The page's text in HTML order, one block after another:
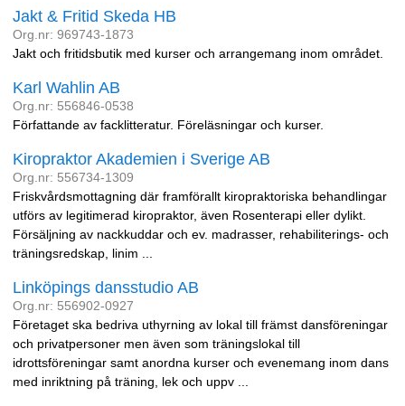
Jakt & Fritid Skeda HB
Org.nr: 969743-1873
Jakt och fritidsbutik med kurser och arrangemang inom området.
Karl Wahlin AB
Org.nr: 556846-0538
Författande av facklitteratur. Föreläsningar och kurser.
Kiropraktor Akademien i Sverige AB
Org.nr: 556734-1309
Friskvårdsmottagning där framförallt kiropraktoriska behandlingar
utförs av legitimerad kiropraktor, även Rosenterapi eller dylikt.
Försäljning av nackkuddar och ev. madrasser, rehabiliterings- och
träningsredskap, linim ...
Linköpings dansstudio AB
Org.nr: 556902-0927
Företaget ska bedriva uthyrning av lokal till främst dansföreningar
och privatpersoner men även som träningslokal till
idrottsföreningar samt anordna kurser och evenemang inom dans
med inriktning på träning, lek och uppv ...